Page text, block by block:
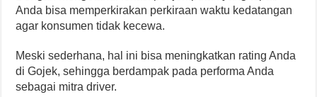
Anda bisa memperkirakan perkiraan waktu kedatangan
agar konsumen tidak kecewa.
Meski sederhana, hal ini bisa meningkatkan rating Anda
di Gojek, sehingga berdampak pada performa Anda
sebagai mitra driver.